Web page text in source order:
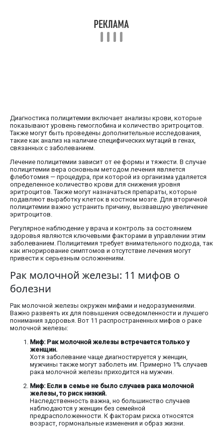
Диагностика полицитемии включает анализы крови, которые
показывают уровень гемоглобина и количество эритроцитов.
Также могут быть проведены дополнительные исследования,
такие как анализ на наличие специфических мутаций в генах,
связанных с заболеванием.
Лечение полицитемии зависит от ее формы и тяжести. В случае
полицитемии вера основным методом лечения является
флеботомия — процедура, при которой из организма удаляется
определенное количество крови для снижения уровня
эритроцитов. Также могут назначаться препараты, которые
подавляют выработку клеток в костном мозге. Для вторичной
полицитемии важно устранить причину, вызвавшую увеличение
эритроцитов.
Регулярное наблюдение у врача и контроль за состоянием
здоровья являются ключевыми факторами в управлении этим
заболеванием. Полицитемия требует внимательного подхода, так
как игнорирование симптомов и отсутствие лечения могут
привести к серьезным осложнениям.
Рак молочной железы: 11 мифов о
болезни
Рак молочной железы окружен мифами и недоразумениями.
Важно развеять их для повышения осведомленности и лучшего
понимания здоровья. Вот 11 распространенных мифов о раке
молочной железы:
Миф: Рак молочной железы встречается только у
женщин.
Хотя заболевание чаще диагностируется у женщин,
мужчины также могут заболеть им. Примерно 1% случаев
рака молочной железы приходится на мужчин.
Миф: Если в семье не было случаев рака молочной
железы, то риск низкий.
Наследственность важна, но большинство случаев
наблюдаются у женщин без семейной
предрасположенности. К факторам риска относятся
возраст, гормональные изменения и образ жизни.